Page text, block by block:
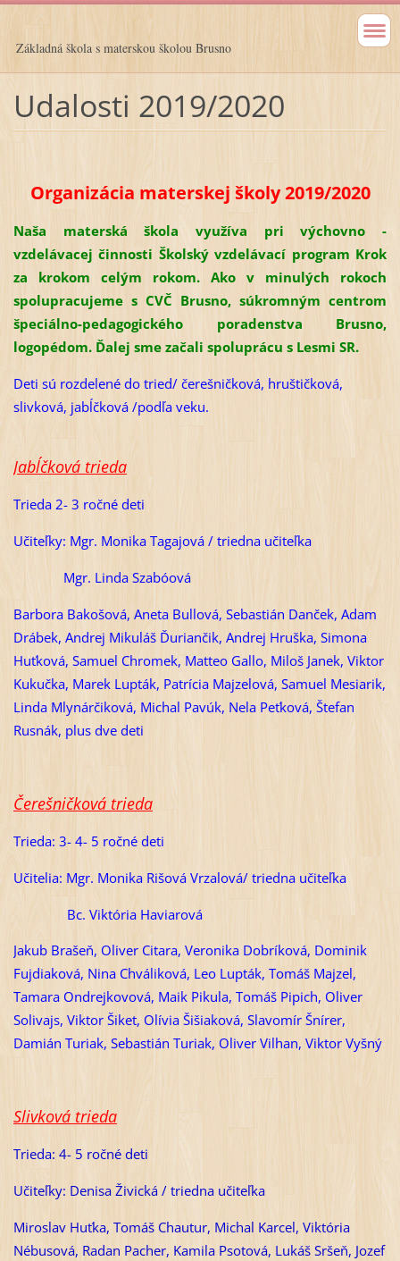
Základná škola s materskou školou Brusno
Udalosti 2019/2020
Organizácia materskej školy 2019/2020
Naša materská škola využíva pri výchovno -
vzdelávacej činnosti Školský vzdelávací program Krok
za krokom celým rokom. Ako v minulých rokoch
spolupracujeme s CVČ Brusno, súkromným centrom
špeciálno-pedagogického poradenstva Brusno,
logopédom. Ďalej sme začali spoluprácu s Lesmi SR.
Deti sú rozdelené do tried/ čerešničková, hruštičková,
slivková, jabĺčková /podľa veku.
Jabĺčková trieda
Trieda 2- 3 ročné deti
Učiteľky: Mgr. Monika Tagajová / triedna učiteľka
Mgr. Linda Szabóová
Barbora Bakošová, Aneta Bullová, Sebastián Danček, Adam
Drábek, Andrej Mikuláš Ďuriančik, Andrej Hruška, Simona
Huťková, Samuel Chromek, Matteo Gallo, Miloš Janek, Viktor
Kukučka, Marek Lupták, Patrícia Majzelová, Samuel Mesiarik,
Linda Mlynárčiková, Michal Pavúk, Nela Peťková, Štefan
Rusnák, plus dve deti
Čerešničková trieda
Trieda: 3- 4- 5 ročné deti
Učitelia: Mgr. Monika Rišová Vrzalová/ triedna učiteľka
Bc. Viktória Haviarová
Jakub Brašeň, Oliver Citara, Veronika Dobríková, Dominik
Fujdiaková, Nina Chváliková, Leo Lupták, Tomáš Majzel,
Tamara Ondrejkovová, Maik Pikula, Tomáš Pipich, Oliver
Solivajs, Viktor Šiket, Olívia Šišiaková, Slavomír Šnírer,
Damián Turiak, Sebastián Turiak, Oliver Vilhan, Viktor Vyšný
Slivková trieda
Trieda: 4- 5 ročné deti
Učiteľky: Denisa Živická / triedna učiteľka
Miroslav Huťka, Tomáš Chautur, Michal Karcel, Viktória
Nébusová, Radan Pacher, Kamila Psotová, Lukáš Sršeň, Jozef